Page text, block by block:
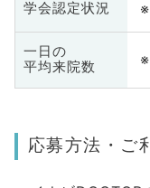
学会認定状況
一日の
平均来院数
応募方法・ご